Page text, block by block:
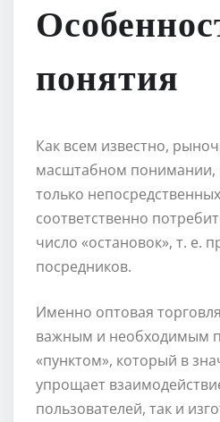
понятия
Как всем известно,
масштабном понимании,
только
соответственно
число «остановок», т. е.
посредников.
Именно оптовая
важным и необходимым
«пунктом», который в
упрощает
пользователей, так и